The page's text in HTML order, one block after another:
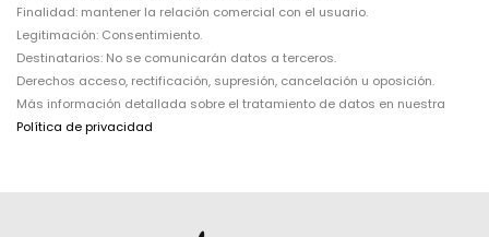
Finalidad: mantener la relación comercial con el usuario.
Legitimación: Consentimiento.
Destinatarios: No se comunicarán datos a terceros.
Derechos acceso, rectificación, supresión, cancelación u oposición.
Más información detallada sobre el tratamiento de datos en nuestra
Política de privacidad